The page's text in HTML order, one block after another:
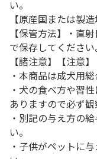
い。
【原産国または製
【保管方法】・直
で保存してください
【諸注意】【注意】
・本商品は成犬用総
・犬の食べ方や習
ありますので必ず
・別記の与え方の
い。
・子供がペットに